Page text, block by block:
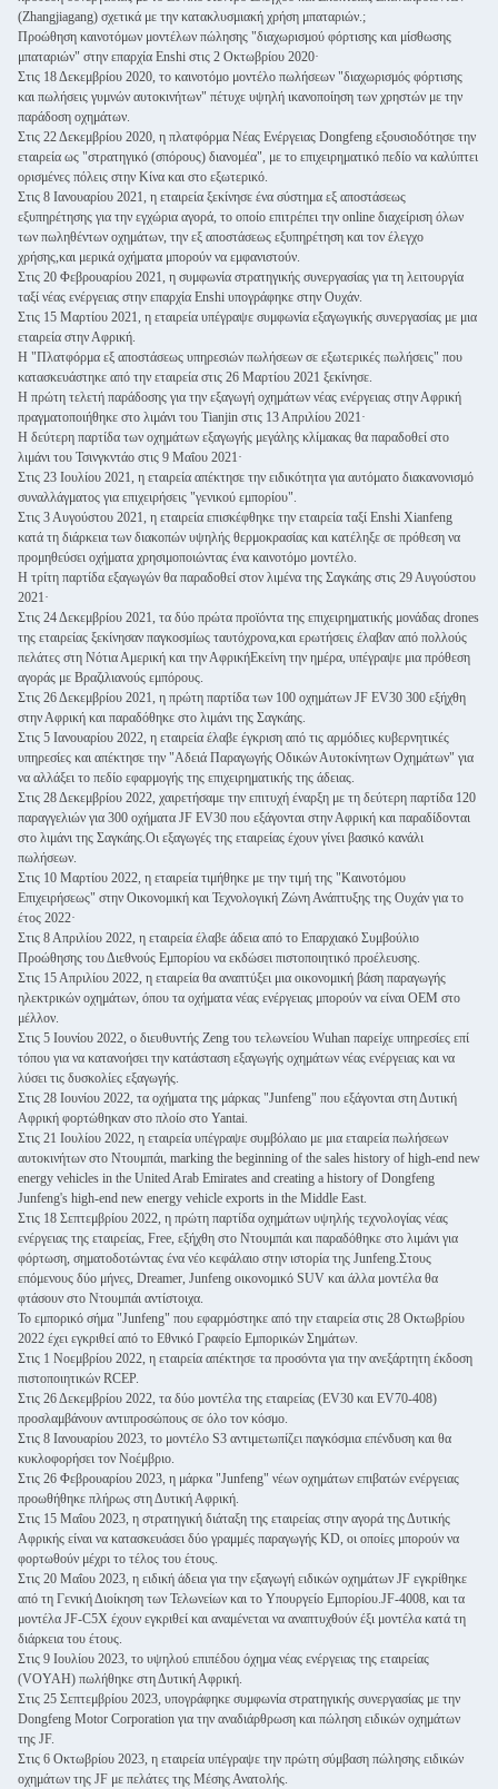
(Zhangjiagang) σχετικά με την κατακλυσμιακή χρήση μπαταριών.;
Προώθηση καινοτόμων μοντέλων πώλησης "διαχωρισμού φόρτισης και μίσθωσης
μπαταριών" στην επαρχία Enshi στις 2 Οκτωβρίου 2020·
Στις 18 Δεκεμβρίου 2020, το καινοτόμο μοντέλο πωλήσεων "διαχωρισμός φόρτισης
και πωλήσεις γυμνών αυτοκινήτων" πέτυχε υψηλή ικανοποίηση των χρηστών με την
παράδοση οχημάτων.
Στις 22 Δεκεμβρίου 2020, η πλατφόρμα Νέας Ενέργειας Dongfeng εξουσιοδότησε την
εταιρεία ως "στρατηγικό (σπόρους) διανομέα", με το επιχειρηματικό πεδίο να καλύπτει
ορισμένες πόλεις στην Κίνα και στο εξωτερικό.
Στις 8 Ιανουαρίου 2021, η εταιρεία ξεκίνησε ένα σύστημα εξ αποστάσεως
εξυπηρέτησης για την εγχώρια αγορά, το οποίο επιτρέπει την online διαχείριση όλων
των πωληθέντων οχημάτων, την εξ αποστάσεως εξυπηρέτηση και τον έλεγχο
χρήσης,και μερικά οχήματα μπορούν να εμφανιστούν.
Στις 20 Φεβρουαρίου 2021, η συμφωνία στρατηγικής συνεργασίας για τη λειτουργία
ταξί νέας ενέργειας στην επαρχία Enshi υπογράφηκε στην Ουχάν.
Στις 15 Μαρτίου 2021, η εταιρεία υπέγραψε συμφωνία εξαγωγικής συνεργασίας με μια
εταιρεία στην Αφρική.
Η "Πλατφόρμα εξ αποστάσεως υπηρεσιών πωλήσεων σε εξωτερικές πωλήσεις" που
κατασκευάστηκε από την εταιρεία στις 26 Μαρτίου 2021 ξεκίνησε.
Η πρώτη τελετή παράδοσης για την εξαγωγή οχημάτων νέας ενέργειας στην Αφρική
πραγματοποιήθηκε στο λιμάνι του Tianjin στις 13 Απριλίου 2021·
Η δεύτερη παρτίδα των οχημάτων εξαγωγής μεγάλης κλίμακας θα παραδοθεί στο
λιμάνι του Τσινγκντάο στις 9 Μαΐου 2021·
Στις 23 Ιουλίου 2021, η εταιρεία απέκτησε την ειδικότητα για αυτόματο διακανονισμό
συναλλάγματος για επιχειρήσεις "γενικού εμπορίου".
Στις 3 Αυγούστου 2021, η εταιρεία επισκέφθηκε την εταιρεία ταξί Enshi Xianfeng
κατά τη διάρκεια των διακοπών υψηλής θερμοκρασίας και κατέληξε σε πρόθεση να
προμηθεύσει οχήματα χρησιμοποιώντας ένα καινοτόμο μοντέλο.
Η τρίτη παρτίδα εξαγωγών θα παραδοθεί στον λιμένα της Σαγκάης στις 29 Αυγούστου
2021·
Στις 24 Δεκεμβρίου 2021, τα δύο πρώτα προϊόντα της επιχειρηματικής μονάδας drones
της εταιρείας ξεκίνησαν παγκοσμίως ταυτόχρονα,και ερωτήσεις έλαβαν από πολλούς
πελάτες στη Νότια Αμερική και την ΑφρικήΕκείνη την ημέρα, υπέγραψε μια πρόθεση
αγοράς με Βραζιλιανούς εμπόρους.
Στις 26 Δεκεμβρίου 2021, η πρώτη παρτίδα των 100 οχημάτων JF EV30 300 εξήχθη
στην Αφρική και παραδόθηκε στο λιμάνι της Σαγκάης.
Στις 5 Ιανουαρίου 2022, η εταιρεία έλαβε έγκριση από τις αρμόδιες κυβερνητικές
υπηρεσίες και απέκτησε την "Αδειά Παραγωγής Οδικών Αυτοκίνητων Οχημάτων" για
να αλλάξει το πεδίο εφαρμογής της επιχειρηματικής της άδειας.
Στις 28 Δεκεμβρίου 2022, χαιρετήσαμε την επιτυχή έναρξη με τη δεύτερη παρτίδα 120
παραγγελιών για 300 οχήματα JF EV30 που εξάγονται στην Αφρική και παραδίδονται
στο λιμάνι της Σαγκάης.Οι εξαγωγές της εταιρείας έχουν γίνει βασικό κανάλι
πωλήσεων.
Στις 10 Μαρτίου 2022, η εταιρεία τιμήθηκε με την τιμή της "Καινοτόμου
Επιχειρήσεως" στην Οικονομική και Τεχνολογική Ζώνη Ανάπτυξης της Ουχάν για το
έτος 2022·
Στις 8 Απριλίου 2022, η εταιρεία έλαβε άδεια από το Επαρχιακό Συμβούλιο
Προώθησης του Διεθνούς Εμπορίου να εκδώσει πιστοποιητικό προέλευσης.
Στις 15 Απριλίου 2022, η εταιρεία θα αναπτύξει μια οικονομική βάση παραγωγής
ηλεκτρικών οχημάτων, όπου τα οχήματα νέας ενέργειας μπορούν να είναι OEM στο
μέλλον.
Στις 5 Ιουνίου 2022, ο διευθυντής Zeng του τελωνείου Wuhan παρείχε υπηρεσίες επί
τόπου για να κατανοήσει την κατάσταση εξαγωγής οχημάτων νέας ενέργειας και να
λύσει τις δυσκολίες εξαγωγής.
Στις 28 Ιουνίου 2022, τα οχήματα της μάρκας "Junfeng" που εξάγονται στη Δυτική
Αφρική φορτώθηκαν στο πλοίο στο Yantai.
Στις 21 Ιουλίου 2022, η εταιρεία υπέγραψε συμβόλαιο με μια εταιρεία πωλήσεων
αυτοκινήτων στο Ντουμπάι, marking the beginning of the sales history of high-end new
energy vehicles in the United Arab Emirates and creating a history of Dongfeng
Junfeng's high-end new energy vehicle exports in the Middle East.
Στις 18 Σεπτεμβρίου 2022, η πρώτη παρτίδα οχημάτων υψηλής τεχνολογίας νέας
ενέργειας της εταιρείας, Free, εξήχθη στο Ντουμπάι και παραδόθηκε στο λιμάνι για
φόρτωση, σηματοδοτώντας ένα νέο κεφάλαιο στην ιστορία της Junfeng.Στους
επόμενους δύο μήνες, Dreamer, Junfeng οικονομικό SUV και άλλα μοντέλα θα
φτάσουν στο Ντουμπάι αντίστοιχα.
Το εμπορικό σήμα "Junfeng" που εφαρμόστηκε από την εταιρεία στις 28 Οκτωβρίου
2022 έχει εγκριθεί από το Εθνικό Γραφείο Εμπορικών Σημάτων.
Στις 1 Νοεμβρίου 2022, η εταιρεία απέκτησε τα προσόντα για την ανεξάρτητη έκδοση
πιστοποιητικών RCEP.
Στις 26 Δεκεμβρίου 2022, τα δύο μοντέλα της εταιρείας (EV30 και EV70-408)
προσλαμβάνουν αντιπροσώπους σε όλο τον κόσμο.
Στις 8 Ιανουαρίου 2023, το μοντέλο S3 αντιμετωπίζει παγκόσμια επένδυση και θα
κυκλοφορήσει τον Νοέμβριο.
Στις 26 Φεβρουαρίου 2023, η μάρκα "Junfeng" νέων οχημάτων επιβατών ενέργειας
προωθήθηκε πλήρως στη Δυτική Αφρική.
Στις 15 Μαΐου 2023, η στρατηγική διάταξη της εταιρείας στην αγορά της Δυτικής
Αφρικής είναι να κατασκευάσει δύο γραμμές παραγωγής KD, οι οποίες μπορούν να
φορτωθούν μέχρι το τέλος του έτους.
Στις 20 Μαΐου 2023, η ειδική άδεια για την εξαγωγή ειδικών οχημάτων JF εγκρίθηκε
από τη Γενική Διοίκηση των Τελωνείων και το Υπουργείο Εμπορίου.JF-4008, και τα
μοντέλα JF-C5X έχουν εγκριθεί και αναμένεται να αναπτυχθούν έξι μοντέλα κατά τη
διάρκεια του έτους.
Στις 9 Ιουλίου 2023, το υψηλού επιπέδου όχημα νέας ενέργειας της εταιρείας
(VOYAH) πωλήθηκε στη Δυτική Αφρική.
Στις 25 Σεπτεμβρίου 2023, υπογράφηκε συμφωνία στρατηγικής συνεργασίας με την
Dongfeng Motor Corporation για την αναδιάρθρωση και πώληση ειδικών οχημάτων
της JF.
Στις 6 Οκτωβρίου 2023, η εταιρεία υπέγραψε την πρώτη σύμβαση πώλησης ειδικών
οχημάτων της JF με πελάτες της Μέσης Ανατολής.